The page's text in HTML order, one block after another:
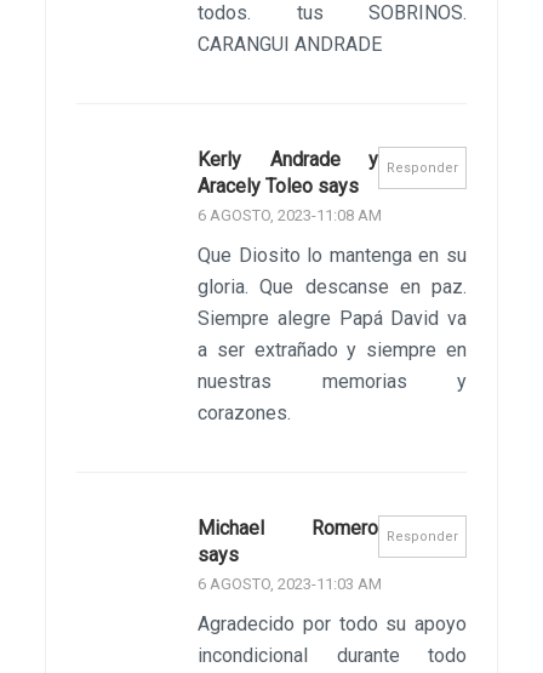
todos. tus SOBRINOS.
CARANGUI ANDRADE
Responder
Kerly Andrade y
Aracely Toleo says
6 AGOSTO, 2023-11:08 AM
Que Diosito lo mantenga en su
gloria. Que descanse en paz.
Siempre alegre Papá David va
a ser extrañado y siempre en
nuestras memorias y
corazones.
Responder
Michael Romero
says
6 AGOSTO, 2023-11:03 AM
Agradecido por todo su apoyo
incondicional durante todo